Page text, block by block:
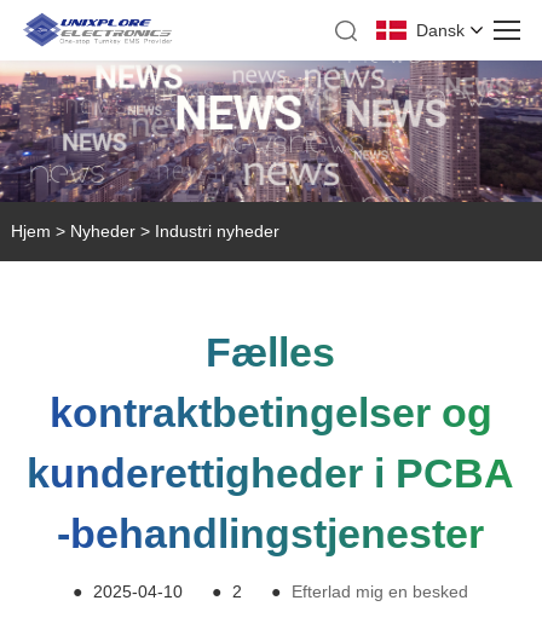
Dansk
Hjem > Nyheder> Industri nyheder
Fælles
kontraktbetingelser og
kunderettigheder i PCBA
-behandlingstjenester
● 2025-04-10 ● 2 ● Efterlad mig en besked